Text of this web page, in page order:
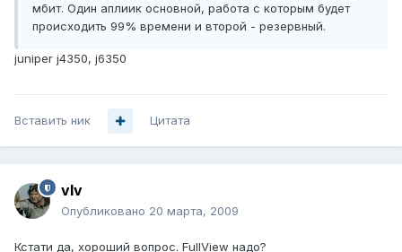
мбит. Один аплиик основной, работа с которым будет
происходить 99% времени и второй - резервный.
juniper j4350, j6350
Вставить ник Цитата
vIv
Опубликовано 20 марта, 2009
Кстати да, хороший вопрос. FullView надо?